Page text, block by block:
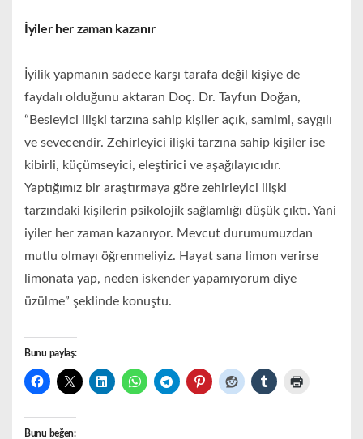
İyiler her zaman kazanır
İyilik yapmanın sadece karşı tarafa değil kişiye de
faydalı olduğunu aktaran Doç. Dr. Tayfun Doğan,
“Besleyici ilişki tarzına sahip kişiler açık, samimi, saygılı
ve sevecendir. Zehirleyici ilişki tarzına sahip kişiler ise
kibirli, küçümseyici, eleştirici ve aşağılayıcıdır.
Yaptığımız bir araştırmaya göre zehirleyici ilişki
tarzındaki kişilerin psikolojik sağlamlığı düşük çıktı. Yani
iyiler her zaman kazanıyor. Mevcut durumumuzdan
mutlu olmayı öğrenmeliyiz. Hayat sana limon verirse
limonata yap, neden iskender yapamıyorum diye
üzülme” şeklinde konuştu.
Bunu paylaş:
Bunu beğen: